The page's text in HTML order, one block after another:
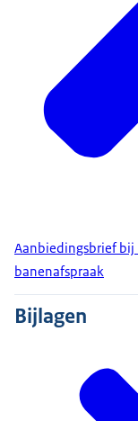
Aanbiedingsbrief bij
banenafspraak
Bijlagen